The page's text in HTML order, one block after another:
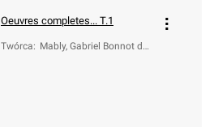
Oeuvres completes... T.1
Twórca: Mably, Gabriel Bonnot de